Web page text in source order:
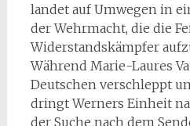
landet auf Umwegen in
der Wehrmacht, die die
Widerstandskämpfer
Während Marie-Laures
Deutschen verschleppt
dringt Werners Einheit
der Suche nach dem